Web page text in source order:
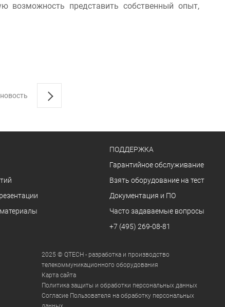
возможность представить собственный опыт,
ПОДДЕРЖКА
Гарантийное обслуживание
Взять оборудование на тест
Документация и ПО
Часто задаваемые вопросы
+7 (495) 269-08-81
2025 © QTECH - разработка и производство
телекоммуникационного оборудования
Карта сайта
Политика защиты и обработки персональных данных
Согласие Пользователя на обработку персональных